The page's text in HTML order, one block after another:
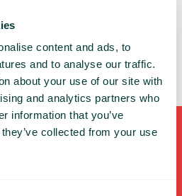
content and ads, to
and to analyse our traffic.
about your use of our site with
and analytics partners who
information that you’ve
collected from your use